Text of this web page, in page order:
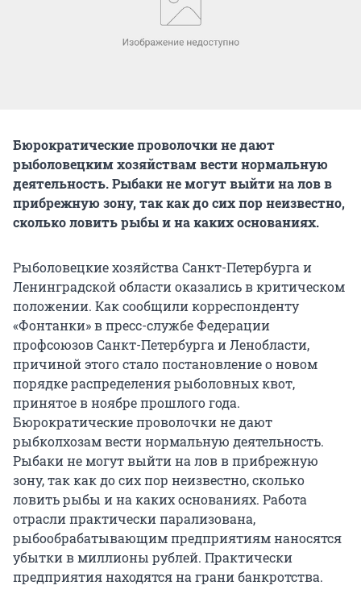
Бюрократические проволочки не дают
рыболовецким хозяйствам вести нормальную
деятельность. Рыбаки не могут выйти на лов в
прибрежную зону, так как до сих пор неизвестно,
сколько ловить рыбы и на каких основаниях.
Рыболовецкие хозяйства Санкт-Петербурга и
Ленинградской области оказались в критическом
положении. Как сообщили корреспонденту
«Фонтанки» в пресс-службе Федерации
профсоюзов Санкт-Петербурга и Ленобласти,
причиной этого стало постановление о новом
порядке распределения рыболовных квот,
принятое в ноябре прошлого года.
Бюрократические проволочки не дают
рыбколхозам вести нормальную деятельность.
Рыбаки не могут выйти на лов в прибрежную
зону, так как до сих пор неизвестно, сколько
ловить рыбы и на каких основаниях. Работа
отрасли практически парализована,
рыбообрабатывающим предприятиям наносятся
убытки в миллионы рублей. Практически
предприятия находятся на грани банкротства.